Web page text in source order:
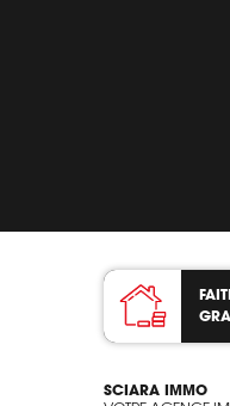
SCIARA IMMO